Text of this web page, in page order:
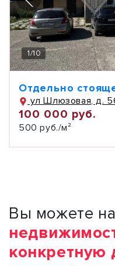
1/10
Отдельно
ул Шлюзовая, д.
100 000 руб.
500 руб./м²
Вы можете
конкретную